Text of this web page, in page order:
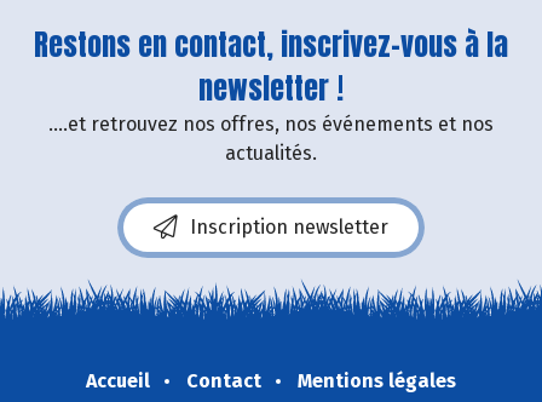
Restons en contact, inscrivez-vous à la
newsletter !
....et retrouvez nos offres, nos événements et nos
actualités.
Inscription newsletter
Accueil Contact
Mentions légales